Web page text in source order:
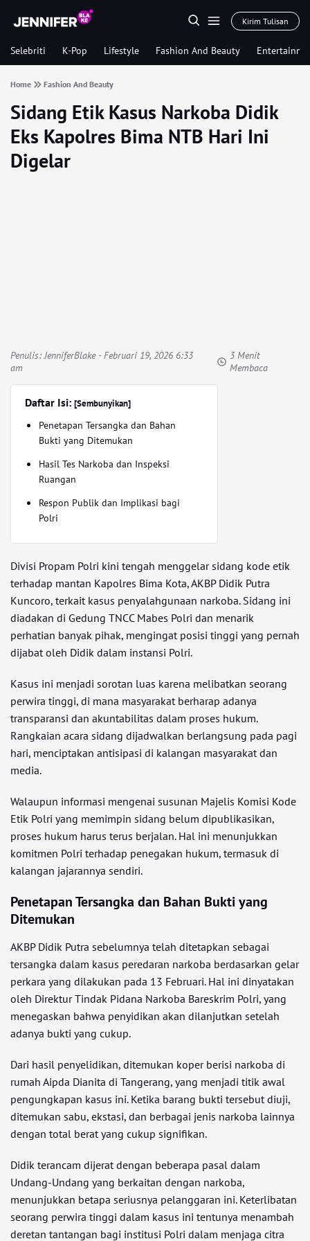
Kirim Tulisan
Selebriti K-Pop Lifestyle Fashion And Beauty
Home Fashion And Beauty
Sidang Etik Kasus Narkoba Didik
Eks Kapolres Bima NTB Hari Ini
Digelar
Penulis:JenniferBlake- Februari 19, 2026 6:33
am
3 Menit
Membaca
Daftar Isi: [Sembunyikan]
Penetapan Tersangka dan Bahan
Bukti yang Ditemukan
Hasil Tes Narkoba dan Inspeksi
Ruangan
Respon Publik dan Implikasi bagi
Polri
Divisi Propam Polri kini tengah menggelar sidang kode etik
terhadap mantan Kapolres Bima Kota, AKBP Didik Putra
Kuncoro, terkait kasus penyalahgunaan narkoba. Sidang ini
diadakan di Gedung TNCC Mabes Polri dan menarik
perhatian banyak pihak, mengingat posisi tinggi yang pernah
dijabat oleh Didik dalam instansi Polri.
Kasus ini menjadi sorotan luas karena melibatkan seorang
perwira tinggi, di mana masyarakat berharap adanya
transparansi dan akuntabilitas dalam proses hukum.
Rangkaian acara sidang dijadwalkan berlangsung pada pagi
hari, menciptakan antisipasi di kalangan masyarakat dan
media.
Walaupun informasi mengenai susunan Majelis Komisi Kode
Etik Polri yang memimpin sidang belum dipublikasikan,
proses hukum harus terus berjalan. Hal ini menunjukkan
komitmen Polri terhadap penegakan hukum, termasuk di
kalangan jajarannya sendiri.
Penetapan Tersangka dan Bahan Bukti yang
Ditemukan
AKBP Didik Putra sebelumnya telah ditetapkan sebagai
tersangka dalam kasus peredaran narkoba berdasarkan gelar
perkara yang dilakukan pada 13 Februari. Hal ini dinyatakan
oleh Direktur Tindak Pidana Narkoba Bareskrim Polri, yang
menegaskan bahwa penyidikan akan dilanjutkan setelah
adanya bukti yang cukup.
Dari hasil penyelidikan, ditemukan koper berisi narkoba di
rumah Aipda Dianita di Tangerang, yang menjadi titik awal
pengungkapan kasus ini. Ketika barang bukti tersebut diuji,
ditemukan sabu, ekstasi, dan berbagai jenis narkoba lainnya
dengan total berat yang cukup signifikan.
Didik terancam dijerat dengan beberapa pasal dalam
Undang-Undang yang berkaitan dengan narkoba,
menunjukkan betapa seriusnya pelanggaran ini. Keterlibatan
seorang perwira tinggi dalam kasus ini tentunya menambah
deretan tantangan bagi institusi Polri dalam menjaga citra